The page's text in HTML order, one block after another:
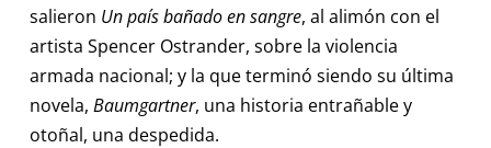
salieron Un país bañado en sangre, al alimón con el
artista Spencer Ostrander, sobre la violencia
armada nacional; y la que terminó siendo su última
novela, Baumgartner, una historia entrañable y
otoñal, una despedida.